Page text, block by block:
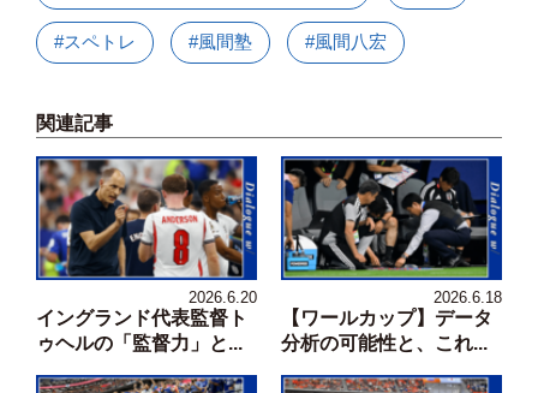
#スペトレ #風間塾 #風間八宏
関連記事
2026.6.20
イングランド代表監督ト
ゥヘルの「監督力」と...
2026.6.18
【ワールカップ】データ
分析の可能性と、これ...